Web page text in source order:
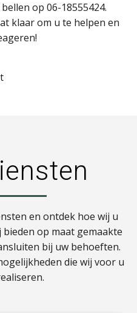
op 06-18555424.
klaar om u te helpen en
en ontdek hoe wij u
op maat gemaakte
bij uw behoeften.
die wij voor u